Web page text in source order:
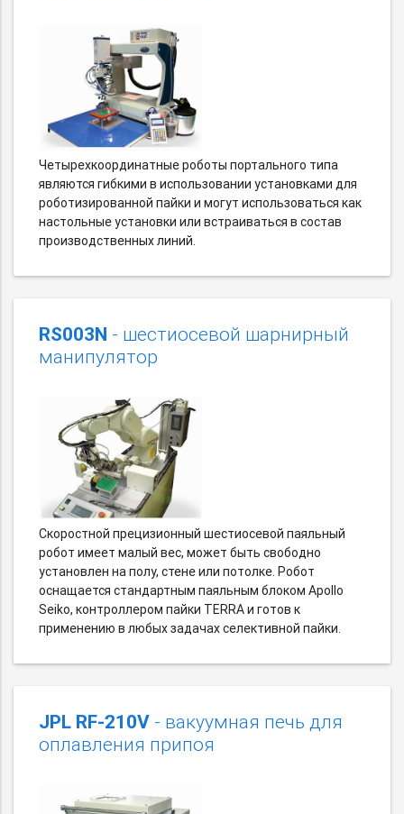
Четырехкоординатные роботы портального типа
являются гибкими в использовании установками для
роботизированной пайки и могут использоваться как
настольные установки или встраиваться в состав
производственных линий.
RS003N - шестиосевой шарнирный
манипулятор
Скоростной прецизионный шеcтиосевой паяльный
робот имеет малый вес, может быть свободно
установлен на полу, стене или потолке. Робот
оснащается стандартным паяльным блоком Apollo
Seiko, контроллером пайки TERRA и готов к
применению в любых задачах селективной пайки.
JPL RF-210V - вакуумная печь для
оплавления припоя